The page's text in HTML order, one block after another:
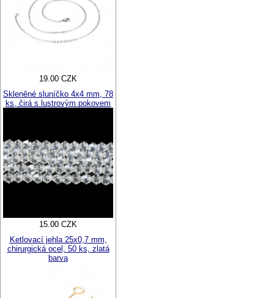
19.00 CZK
Skleněné sluníčko 4x4 mm, 78
ks, čirá s lustrovým pokovem
15.00 CZK
Ketlovací jehla 25x0,7 mm,
chirurgická ocel, 50 ks, zlatá
barva